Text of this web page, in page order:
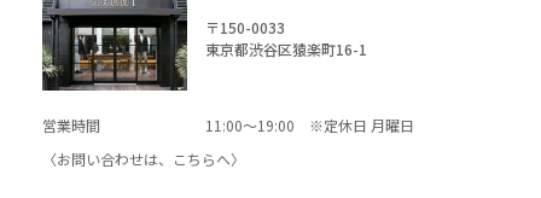
〒150-0033
東京都渋谷区猿楽町16-1
営業時間
11:00～19:00 ※定休日 月曜日
〈お問い合わせは、
こちらへ〉